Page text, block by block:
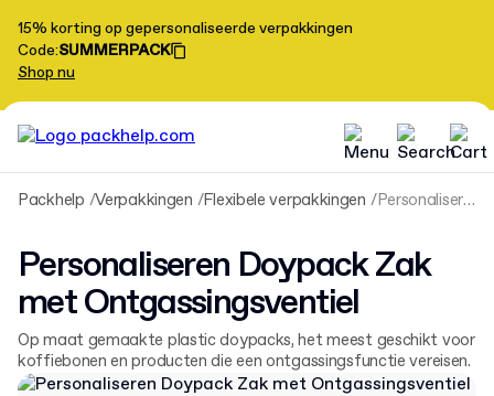
15% korting op gepersonaliseerde verpakkingen
Code:SUMMERPACK
Shop nu
Packhelp Verpakkingen Flexibele verpakkingen Personaliseren Doypack Zak met Ontgassingsventiel
Personaliseren Doypack Zak
met Ontgassingsventiel
Op maat gemaakte plastic doypacks, het meest geschikt voor
koffiebonen en producten die een ontgassingsfunctie vereisen.